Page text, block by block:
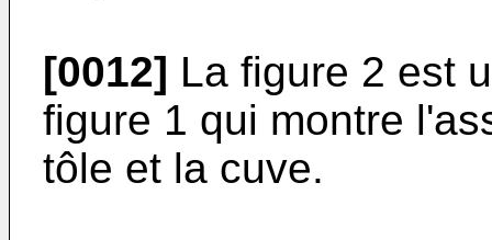
[0012] La figure 2 est
figure 1 qui montre
tôle et la cuve.